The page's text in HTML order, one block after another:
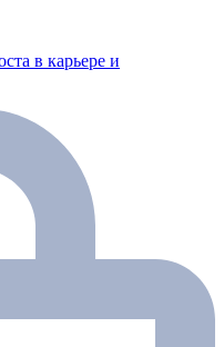
в карьере и